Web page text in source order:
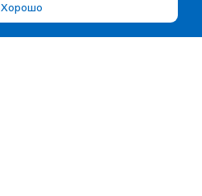
Хорошо